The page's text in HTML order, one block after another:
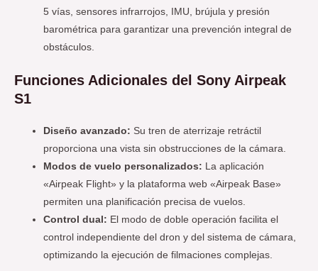
5 vías, sensores infrarrojos, IMU, brújula y presión
barométrica para garantizar una prevención integral de
obstáculos.
Funciones Adicionales del Sony Airpeak
S1
Diseño avanzado: Su tren de aterrizaje retráctil
proporciona una vista sin obstrucciones de la cámara.
Modos de vuelo personalizados: La aplicación
«Airpeak Flight» y la plataforma web «Airpeak Base»
permiten una planificación precisa de vuelos.
Control dual: El modo de doble operación facilita el
control independiente del dron y del sistema de cámara,
optimizando la ejecución de filmaciones complejas.